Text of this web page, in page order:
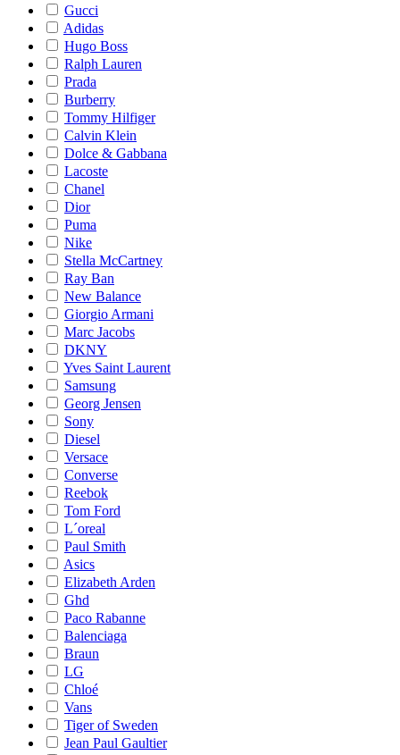
Gucci
Adidas
Hugo Boss
Ralph Lauren
Prada
Burberry
Tommy Hilfiger
Calvin Klein
Dolce & Gabbana
Lacoste
Chanel
Dior
Puma
Nike
Stella McCartney
Ray Ban
New Balance
Giorgio Armani
Marc Jacobs
DKNY
Yves Saint Laurent
Samsung
Georg Jensen
Sony
Diesel
Versace
Converse
Reebok
Tom Ford
L´oreal
Paul Smith
Asics
Elizabeth Arden
Ghd
Paco Rabanne
Balenciaga
Braun
LG
Chloé
Vans
Tiger of Sweden
Jean Paul Gaultier